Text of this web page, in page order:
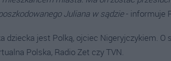
Juliana w sądzie- informuje
dziecka jest Polką, ojciec Nigeryjczykiem. O
Polska, Radio Zet czy TVN.